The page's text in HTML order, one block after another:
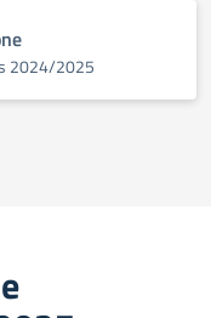
2024/2025